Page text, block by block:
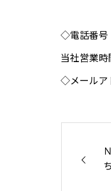
◇電話番号
当社営業
◇メールア